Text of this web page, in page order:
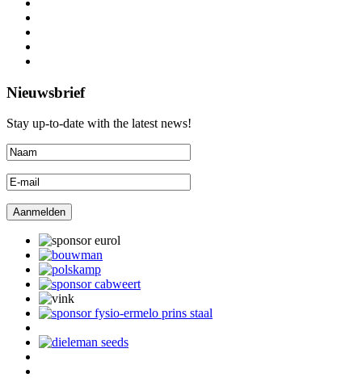
Nieuwsbrief
Stay up-to-date with the latest news!